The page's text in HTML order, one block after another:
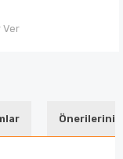
Ver
Önerileriniz